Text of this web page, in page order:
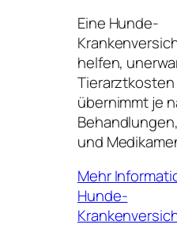
Eine Hunde-
helfen,
Tierarztkosten
übernimmt je
und
Mehr
Hunde-